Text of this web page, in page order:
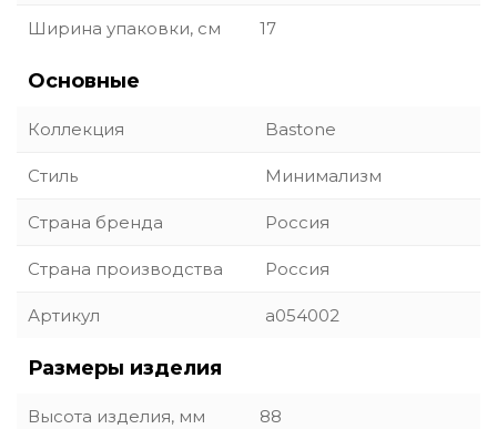
Ширина упаковки, см 17
Основные
Коллекция Bastone
Стиль Минимализм
Страна бренда Россия
Страна производства Россия
Артикул a054002
Размеры изделия
Высота изделия, мм 88